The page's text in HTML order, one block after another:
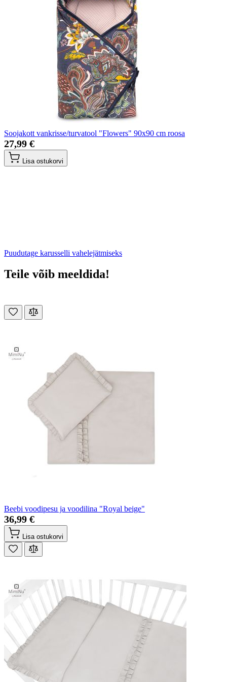
Soojakott vankrisse/turvatool "Flowers" 90x90 cm roosa
27,99 €
Lisa ostukorvi
Puudutage karusselli vahelejätmiseks
Teile võib meeldida!
Beebi voodipesu ja voodilina "Royal beige"
36,99 €
Lisa ostukorvi